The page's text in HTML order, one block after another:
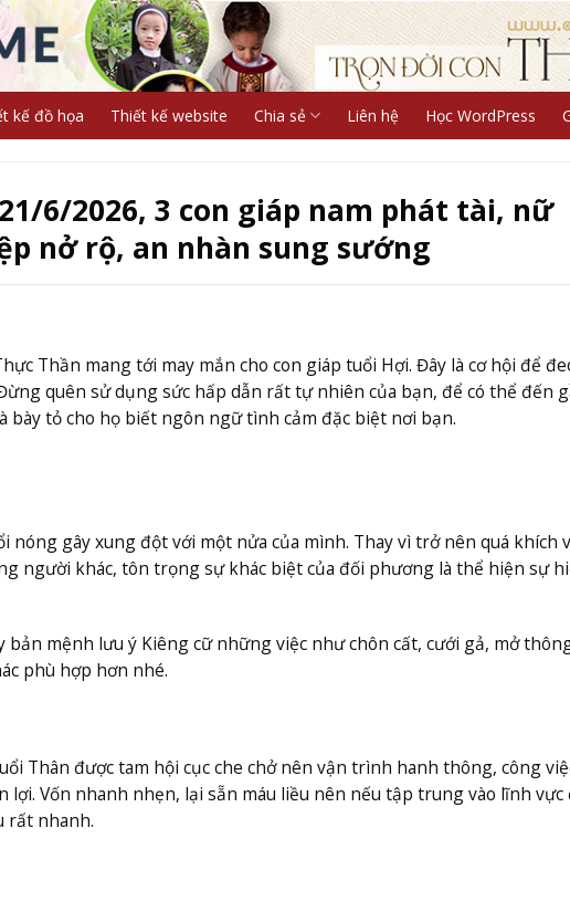
kế đồ họa Thiết kế website Chia sẻ Liên hệ Học WordPress
6/2026, 3 con giáp nam phát tài, nữ
nở rộ, an nhàn sung sướng
Thần mang tới may mắn cho con giáp tuổi Hợi. Đây là cơ hội để
quên sử dụng sức hấp dẫn rất tự nhiên của bạn, để có thể đến
tỏ cho họ biết ngôn ngữ tình cảm đặc biệt nơi bạn.
nóng gây xung đột với một nửa của mình. Thay vì trở nên quá khích
người khác, tôn trọng sự khác biệt của đối phương là thể hiện sự
mệnh lưu ý Kiêng cữ những việc như chôn cất, cưới gả, mở
phù hợp hơn nhé.
Thân được tam hội cục che chở nên vận trình hanh thông, công
Vốn nhanh nhẹn, lại sẵn máu liều nên nếu tập trung vào lĩnh vực
rất nhanh.